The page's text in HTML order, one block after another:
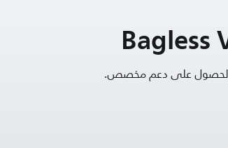
Bagless
والحصول على دعم مخصص.